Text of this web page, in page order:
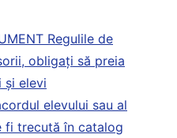
Regulile de
obligați să preia
și elevi
elevului sau al
fi trecută în catalog